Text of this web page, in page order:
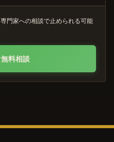
門家への相談で止められる可能
料相談